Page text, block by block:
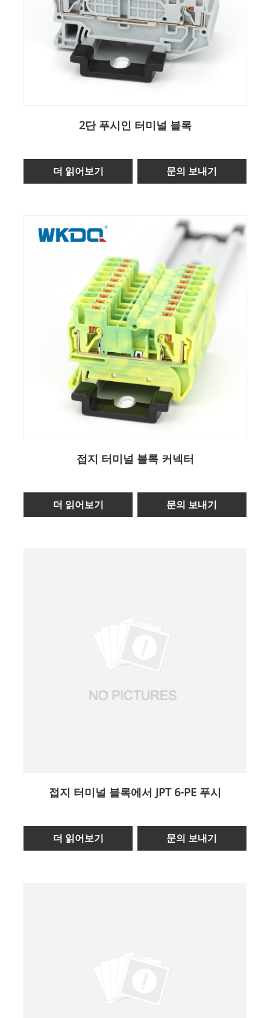
2단 푸시인 터미널 블록
더 읽어보기 문의 보내기
접지 터미널 블록 커넥터
더 읽어보기 문의 보내기
접지 터미널 블록에서 JPT 6-PE 푸시
더 읽어보기 문의 보내기